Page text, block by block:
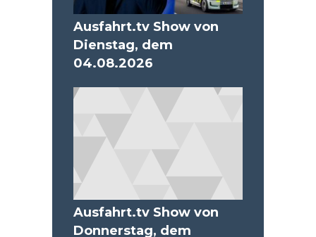
Ausfahrt.tv Show von
Dienstag, dem
04.08.2026
Ausfahrt.tv Show von
Donnerstag, dem